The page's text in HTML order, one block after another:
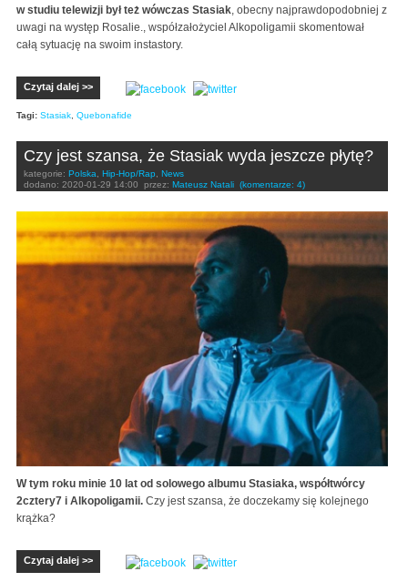
w studiu telewizji był też wówczas Stasiak, obecny najprawdopodobniej z
uwagi na występ Rosalie., współzałożyciel Alkopoligamii skomentował
całą sytuację na swoim instastory.
Czytaj dalej >>
Tagi: Stasiak Quebonafide
Czy jest szansa, że Stasiak wyda jeszcze płytę?
kategorie: Polska Hip-Hop/Rap
News
dodano: 2020-01-29 14:00 przez: Mateusz Natali (komentarze: 4)
W tym roku minie 10 lat od solowego albumu Stasiaka, współtwórcy
2cztery7 i Alkopoligamii. Czy jest szansa, że doczekamy się kolejnego
krążka?
Czytaj dalej >>